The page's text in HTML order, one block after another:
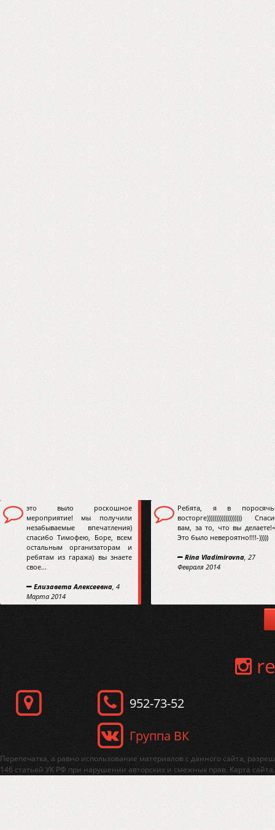
это выло роскошное
мероприятие! мы получили
незабываемые впечатления)
спасибо Тимофею, Боре, всем
остальным организаторам и
ребятам из гаража) вы знаете
свое...
Елизавета Алексеевна, 4
Марта 2014
Ребята, я в
восторге)))))))))))))))))))
вам, за то, что вы
Это было невероятно!!!!-)))))
Rina Vladimirovna, 27
Февраля 2014
952-73-52
Группа ВК
Перепечатка, а равно использование материалов с данного сайта,
146 статьей УК РФ при нарушении авторских и смежных прав. Карта сайта.